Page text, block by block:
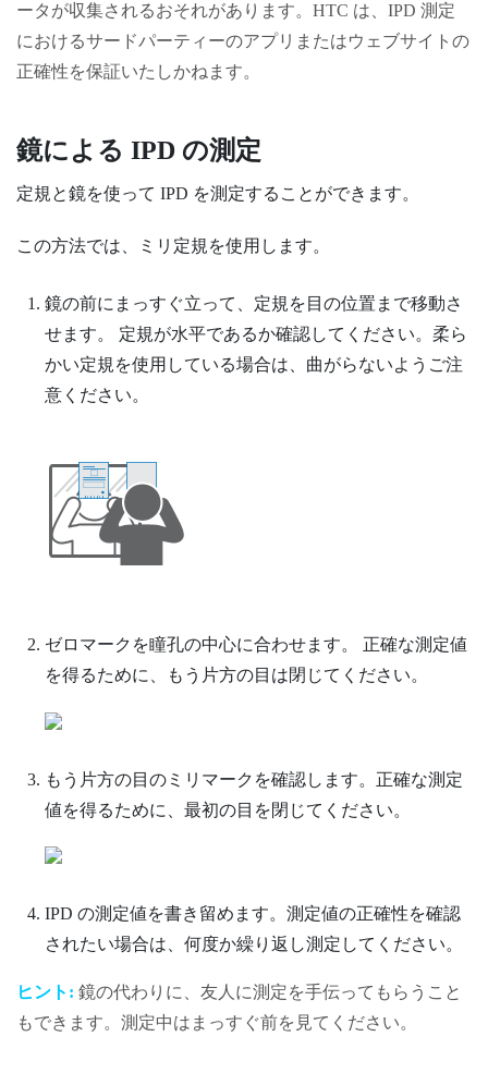
ータが収集されるおそれがあります。HTC は、IPD 測定
におけるサードパーティーのアプリまたはウェブサイトの
正確性を保証いたしかねます。
鏡による IPD の測定
定規と鏡を使って IPD を測定することができます。
この方法では、ミリ定規を使用します。
鏡の前にまっすぐ立って、定規を目の位置まで移動さ
せます。 定規が水平であるか確認してください。柔ら
かい定規を使用している場合は、曲がらないようご注
意ください。
ゼロマークを瞳孔の中心に合わせます。 正確な測定値
を得るために、もう片方の目は閉じてください。
もう片方の目のミリマークを確認します。正確な測定
値を得るために、最初の目を閉じてください。
IPD の測定値を書き留めます。測定値の正確性を確認
されたい場合は、何度か繰り返し測定してください。
ヒント: 鏡の代わりに、友人に測定を手伝ってもらうこと
もできます。測定中はまっすぐ前を見てください。